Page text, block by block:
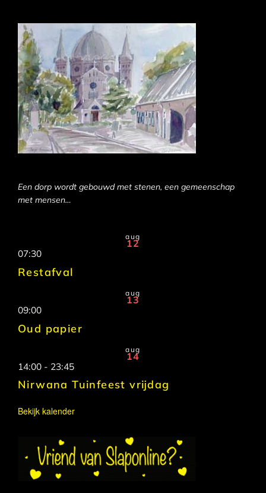
Een dorp wordt gebouwd met stenen, een gemeenschap
met mensen…
aug
12
07:30
Restafval
aug
13
09:00
Oud papier
aug
14
14:00 - 23:45
Nirwana Tuinfeest vrijdag
Bekijk kalender